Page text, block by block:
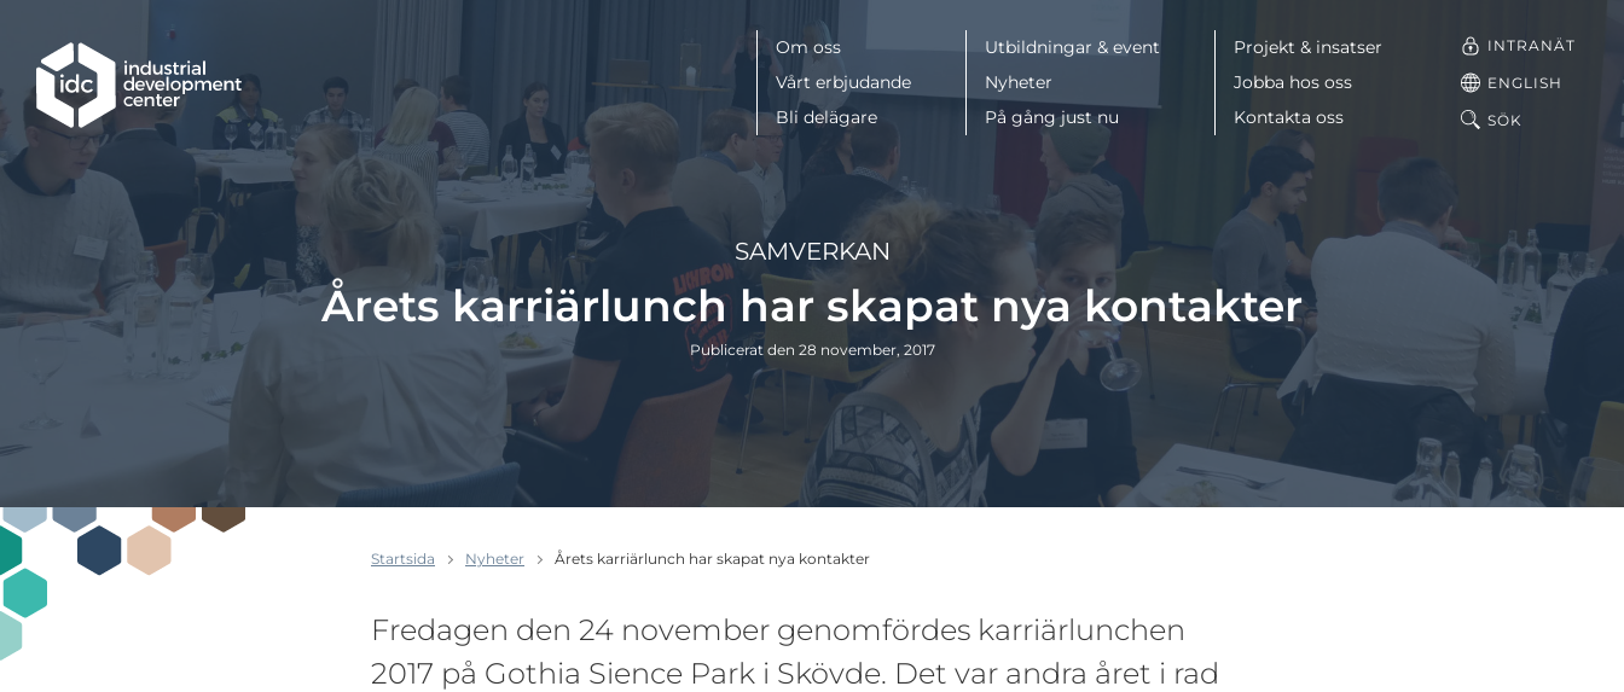
Meny
Om oss
Vårt erbjudande
Bli delägare
Utbildningar & event
Nyheter
På gång just nu
Projekt & insatser
Jobba hos oss
Kontakta oss
INTRANÄT
ENGLISH
SÖK
SAMVERKAN
Årets karriärlunch har skapat nya kontakter
Publicerat den 28 november, 2017
Startsida Nyheter Årets karriärlunch har skapat nya kontakter
Fredagen den 24 november genomfördes karriärlunchen
2017 på Gothia Sience Park i Skövde. Det var andra året i rad
Facebook
LinkedIn